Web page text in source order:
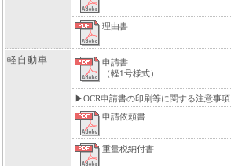
理由書
軽自動車
申請書
（軽1号様式）
▶OCR申請書の印刷等に関する注意事項
申請依頼書
重量税納付書